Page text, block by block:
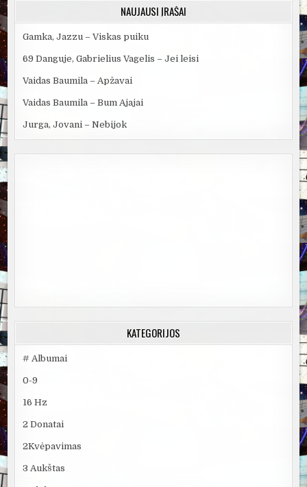
NAUJAUSI ĮRAŠAI
Gamka, Jazzu – Viskas puiku
69 Danguje, Gabrielius Vagelis – Jei leisi
Vaidas Baumila – Apžavai
Vaidas Baumila – Bum Ajajai
Jurga, Jovani – Nebijok
KATEGORIJOS
# Albumai
0-9
16 Hz
2 Donatai
2Kvėpavimas
3 Aukštas